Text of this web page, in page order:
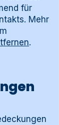
für
Mehr
.